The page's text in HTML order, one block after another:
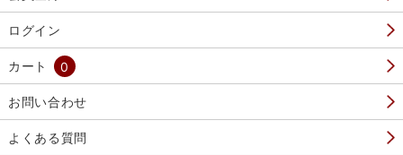
ログイン
カート 0
お問い合わせ
よくある質問